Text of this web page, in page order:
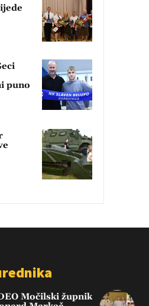
puno
Močilski župnik